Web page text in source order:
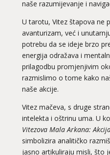
naše razumijevanje i
U tarotu, Vitez štapova ne
avanturizam, već i
potrebu da se ideje brzo
energija odražava i
prilagodbu promjenjivim
razmislimo o tome kako
naše akcije.
Vitez mačeva, s druge
intelekta i oštrinu uma. U
Vitezova Mala Arkana:
simbolizira analitičko
jasno artikuliraju misli, što